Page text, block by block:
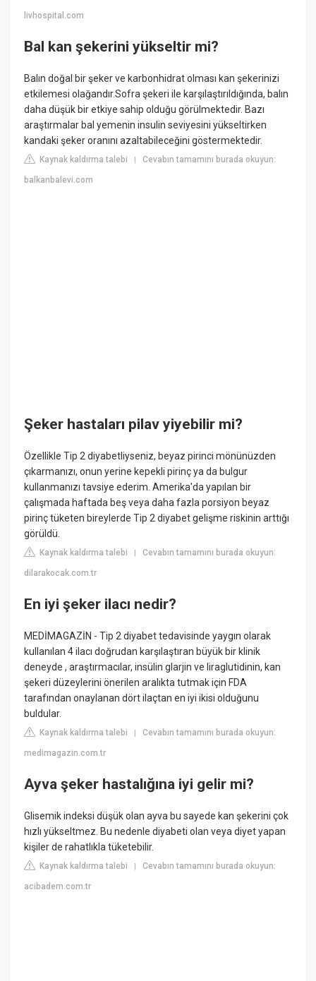
livhospital.com
Bal kan şekerini yükseltir mi?
Balın doğal bir şeker ve karbonhidrat olması kan şekerinizi
etkilemesi olağandır.Sofra şekeri ile karşılaştırıldığında, balın
daha düşük bir etkiye sahip olduğu görülmektedir. Bazı
araştırmalar bal yemenin insulin seviyesini yükseltirken
kandaki şeker oranını azaltabileceğini göstermektedir.
Kaynak kaldırma talebi |Cevabın tamamını burada okuyun:
balkanbalevi.com
Şeker hastaları pilav yiyebilir mi?
Özellikle Tip 2 diyabetliyseniz, beyaz pirinci mönünüzden
çıkarmanızı, onun yerine kepekli pirinç ya da bulgur
kullanmanızı tavsiye ederim. Amerika'da yapılan bir
çalışmada haftada beş veya daha fazla porsiyon beyaz
pirinç tüketen bireylerde Tip 2 diyabet gelişme riskinin arttığı
görüldü.
Kaynak kaldırma talebi |Cevabın tamamını burada okuyun:
dilarakocak.com.tr
En iyi şeker ilacı nedir?
MEDİMAGAZİN - Tip 2 diyabet tedavisinde yaygın olarak
kullanılan 4 ilacı doğrudan karşılaştıran büyük bir klinik
deneyde , araştırmacılar, insülin glarjin ve liraglutidinin, kan
şekeri düzeylerini önerilen aralıkta tutmak için FDA
tarafından onaylanan dört ilaçtan en iyi ikisi olduğunu
buldular.
Kaynak kaldırma talebi |Cevabın tamamını burada okuyun:
medimagazin.com.tr
Ayva şeker hastalığına iyi gelir mi?
Glisemik indeksi düşük olan ayva bu sayede kan şekerini çok
hızlı yükseltmez. Bu nedenle diyabeti olan veya diyet yapan
kişiler de rahatlıkla tüketebilir.
Kaynak kaldırma talebi |Cevabın tamamını burada okuyun:
acibadem.com.tr